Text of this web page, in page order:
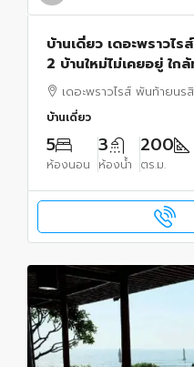
บ้านเดี่ยว เดอะพราวไ
2 บ้านใหม่ไม่เคยอยู่ ใกล้
เดอะพราวไรส์ พันท้ายน
บ้านเดี่ยว
5
ห้องนอน
3
ห้องน้ำ
200
ตร.ม.